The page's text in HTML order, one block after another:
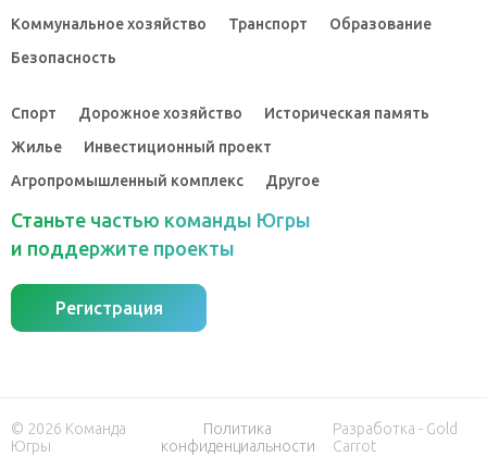
Коммунальное хозяйство
Транспорт
Образование
Безопасность
Спорт Дорожное хозяйство
Историческая память
Жилье
Инвестиционный проект
Агропромышленный комплекс
Другое
Станьте частью команды Югры
и поддержите проекты
Регистрация
© 2026 Команда
Югры
Политика
конфиденциальности
Разработка - Gold
Carrot